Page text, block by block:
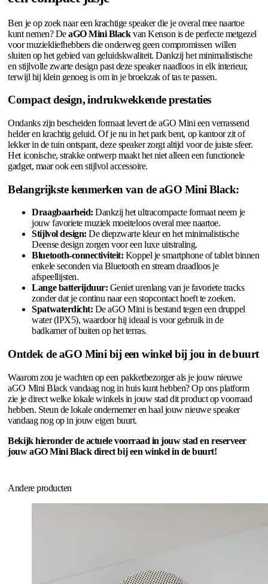
Ben je op zoek naar een krachtige speaker die je overal mee naartoe
kunt nemen? DeaGO Mini Blackvan Kenson is de perfecte metgezel
voor muziekliefhebbers die onderweg geen compromissen willen
sluiten op het gebied van geluidskwaliteit. Dankzij het minimalistische
en stijlvolle zwarte design past deze speaker naadloos in elk interieur,
terwijl hij klein genoeg is om in je broekzak of tas te passen.
Compact design, indrukwekkende prestaties
Ondanks zijn bescheiden formaat levert de aGO Mini een verrassend
helder en krachtig geluid. Of je nu in het park bent, op kantoor zit of
lekker in de tuin ontspant, deze speaker zorgt altijd voor de juiste sfeer.
Het iconische, strakke ontwerp maakt het niet alleen een functionele
gadget, maar ook een stijlvol accessoire.
Belangrijkste kenmerken van de aGO Mini Black:
Draagbaarheid: Dankzij het ultracompacte formaat neem je
jouw favoriete muziek moeiteloos overal mee naartoe.
Stijlvol design: De diepzwarte kleur en het minimalistische
Deense design zorgen voor een luxe uitstraling.
Bluetooth-connectiviteit: Koppel je smartphone of tablet binnen
enkele seconden via Bluetooth en stream draadloos je
afspeellijsten.
Lange batterijduur: Geniet urenlang van je favoriete tracks
zonder dat je continu naar een stopcontact hoeft te zoeken.
Spatwaterdicht: De aGO Mini is bestand tegen een druppel
water (IPX5), waardoor hij ideaal is voor gebruik in de
badkamer of buiten op het terras.
Ontdek de aGO Mini bij een winkel bij jou in de buurt
Waarom zou je wachten op een pakketbezorger als je jouw nieuwe
aGO Mini Black vandaag nog in huis kunt hebben? Op ons platform
zie je direct welke lokale winkels in jouw stad dit product op voorraad
hebben. Steun de lokale ondernemer en haal jouw nieuwe speaker
vandaag nog op in jouw eigen buurt.
Bekijk hieronder de actuele voorraad in jouw stad en reserveer
jouw aGO Mini Black direct bij een winkel in de buurt!
Andere producten